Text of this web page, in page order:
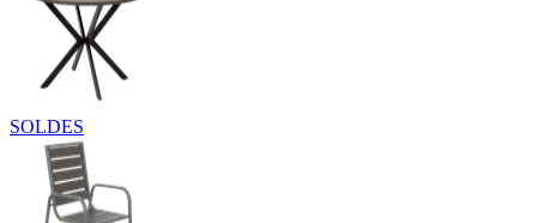
SOLDES